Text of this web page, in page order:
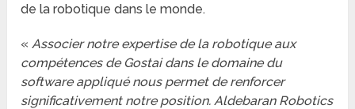
de la robotique dans le monde.
«Associer notre expertise de la robotique aux
compétences de Gostai dans le domaine du
software appliqué nous permet de renforcer
significativement notre position. Aldebaran Robotics